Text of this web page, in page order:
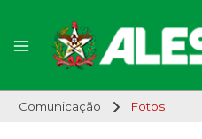
Comunicação Fotos